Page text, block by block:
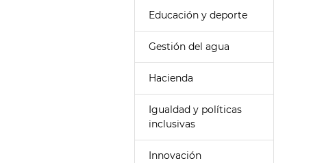
Educación y deporte
Gestión del agua
Hacienda
Igualdad y políticas
inclusivas
Innovación